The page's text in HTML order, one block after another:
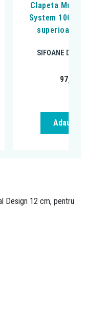
Clapeta
System 100,
superioara
SIFOANE DE
97,91
Adauga
Design 12 cm, pentru